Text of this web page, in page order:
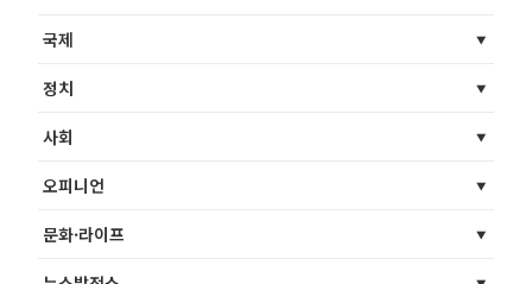
국제
정치
사회
오피니언
문화·라이프